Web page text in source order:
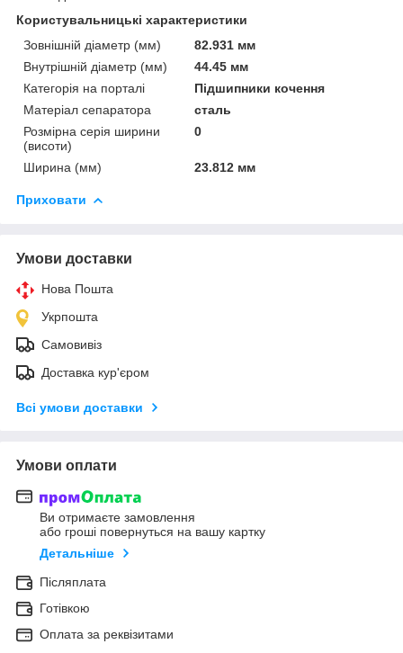
Користувальницькі характеристики
Зовнішній діаметр (мм)
82.931 мм
Внутрішній діаметр (мм)
44.45 мм
Категорія на порталі
Підшипники кочення
Матеріал сепаратора
сталь
Розмірна серія ширини
(висоти)
0
Ширина (мм) 23.812 мм
Приховати
Умови доставки
Нова Пошта
Укрпошта
Самовивіз
Доставка кур'єром
Всі умови доставки
Умови оплати
Ви отримаєте замовлення
або гроші повернуться на вашу картку
Детальніше
Післяплата
Готівкою
Оплата за реквізитами